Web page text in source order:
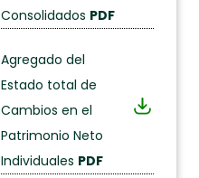
Consolidados PDF
Agregado del
Estado total de
Cambios en el
Patrimonio Neto
Individuales PDF